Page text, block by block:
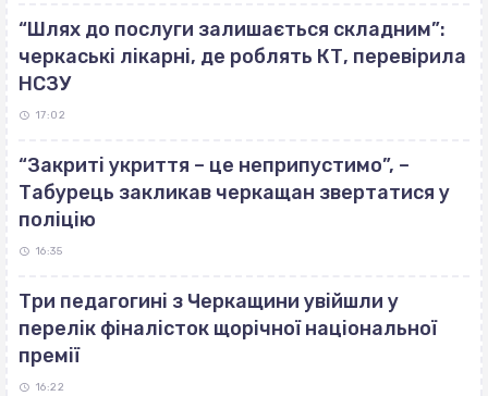
“Шлях до послуги залишається складним”:
черкаські лікарні, де роблять КТ, перевірила
НСЗУ
17:02
“Закриті укриття – це неприпустимо”, –
Табурець закликав черкащан звертатися у
поліцію
16:35
Три педагогині з Черкащини увійшли у
перелік фіналісток щорічної національної
премії
16:22